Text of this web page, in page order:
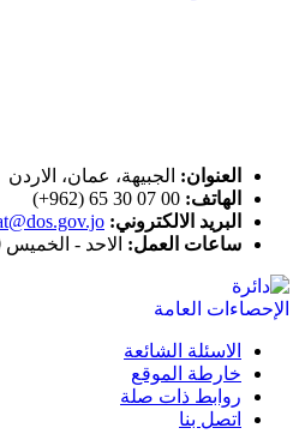
العنوان: الجبيهة، عمان، الاردن
الهاتف: 00 07 30 65 (962+)
البريد الالكتروني:
ساعات العمل: الاحد - الخميس 8:30 صباحاً- 3:30 مساءاً
الاسئلة الشائعة
خارطة الموقع
روابط ذات صلة
اتصل بنا